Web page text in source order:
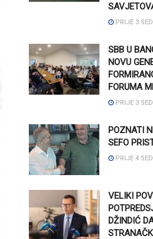
PRIJE 3
SBB U
NOVU
FORUMA
PRIJE 3
POZNATI
SEFO
PRIJE 4
VELIKI
DŽINDIĆ